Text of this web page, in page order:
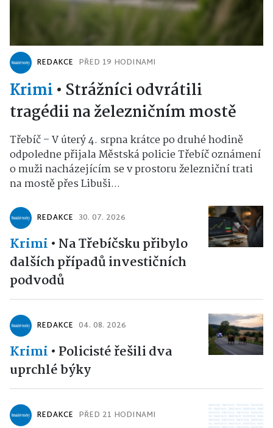
REDAKCE PŘED 19 HODINAMI
Krimi • Strážníci odvrátili
tragédii na železničním mostě
Třebíč – V úterý 4. srpna krátce po druhé hodině
odpoledne přijala Městská policie Třebíč oznámení
o muži nacházejícím se v prostoru železniční trati
na mostě přes Libuši...
REDAKCE 30. 07. 2026
Krimi • Na Třebíčsku přibylo
dalších případů investičních
podvodů
REDAKCE 04. 08. 2026
Krimi • Policisté řešili dva
uprchlé býky
REDAKCE PŘED 21 HODINAMI